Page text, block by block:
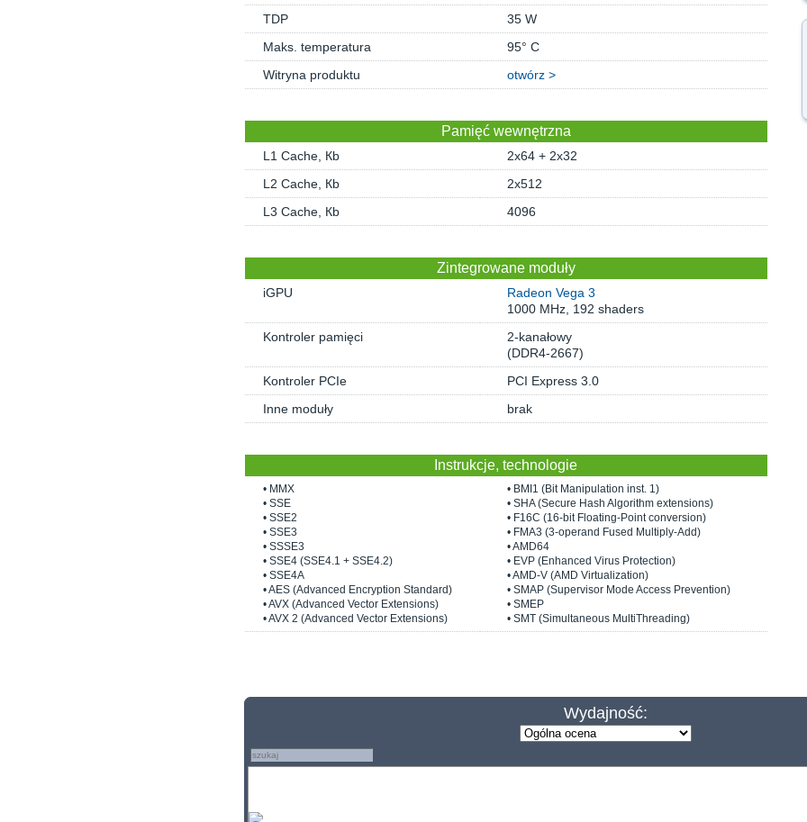
TDP
35 W
Maks. temperatura
95° C
Witryna produktu
otwórz >
Pamięć wewnętrzna
L1 Cache, Кb
2x64 + 2x32
L2 Cache, Кb
2x512
L3 Cache, Кb
4096
Zintegrowane moduły
iGPU
Radeon Vega 3
1000 MHz, 192 shaders
Kontroler pamięci
2-kanałowy
(DDR4-2667)
Kontroler PCIe
PCI Express 3.0
Inne moduły
brak
Instrukcje, technologie
• MMX
• SSE
• SSE2
• SSE3
• SSSE3
• SSE4 (SSE4.1 + SSE4.2)
• SSE4A
• AES (Advanced Encryption Standard)
• AVX (Advanced Vector Extensions)
• AVX 2 (Advanced Vector Extensions)
• BMI1 (Bit Manipulation inst. 1)
• SHA (Secure Hash Algorithm extensions)
• F16C (16-bit Floating-Point conversion)
• FMA3 (3-operand Fused Multiply-Add)
• AMD64
• EVP (Enhanced Virus Protection)
• AMD-V (AMD Virtualization)
• SMAP (Supervisor Mode Access Prevention)
• SMEP
• SMT (Simultaneous MultiThreading)
Wydajność: